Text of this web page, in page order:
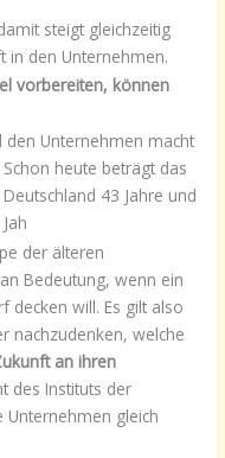
steigt gleichzeitig
in den Unternehmen.
vorbereiten, können
Unternehmen macht
heute beträgt das
43 Jahre und
der älteren
Bedeutung, wenn ein
decken will. Es gilt also
nachzudenken, welche
an ihren
des Instituts der
gleich